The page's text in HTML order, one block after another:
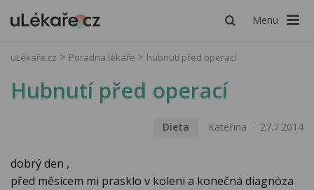
Menu
uLékaře.cz Poradna lékaře hubnutí před operací
Hubnutí před operací
Dieta Kateřina 27.7.2014
dobrý den ,
před měsícem mi prasklo v koleni a konečná diagnóza